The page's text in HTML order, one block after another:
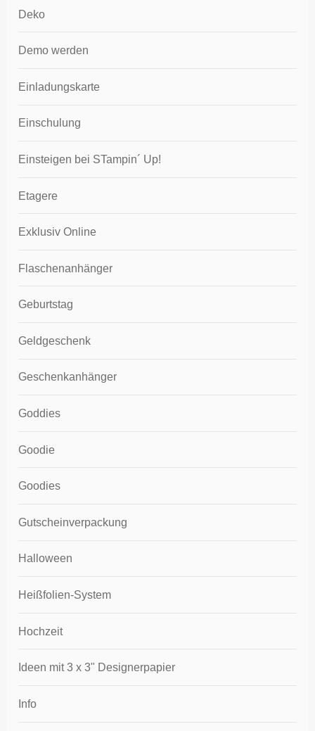
Deko
Demo werden
Einladungskarte
Einschulung
Einsteigen bei STampin´ Up!
Etagere
Exklusiv Online
Flaschenanhänger
Geburtstag
Geldgeschenk
Geschenkanhänger
Goddies
Goodie
Goodies
Gutscheinverpackung
Halloween
Heißfolien-System
Hochzeit
Ideen mit 3 x 3" Designerpapier
Info